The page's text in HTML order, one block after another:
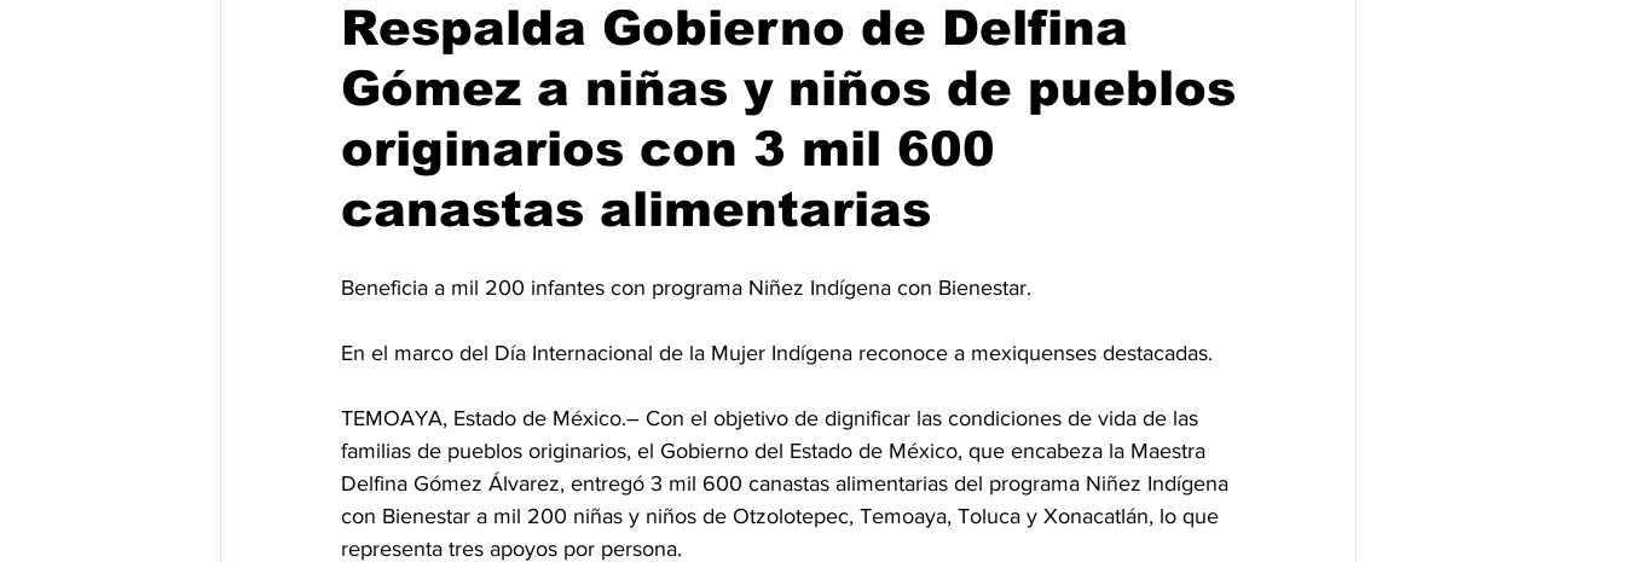
Respalda Gobierno de Delfina
Gómez a niñas y niños de pueblos
originarios con 3 mil 600
canastas alimentarias
Beneficia a mil 200 infantes con programa Niñez Indígena con Bienestar.
En el marco del Día Internacional de la Mujer Indígena reconoce a mexiquenses destacadas.
TEMOAYA, Estado de México.– Con el objetivo de dignificar las condiciones de vida de las
familias de pueblos originarios, el Gobierno del Estado de México, que encabeza la Maestra
Delfina Gómez Álvarez, entregó 3 mil 600 canastas alimentarias del programa Niñez Indígena
con Bienestar a mil 200 niñas y niños de Otzolotepec, Temoaya, Toluca y Xonacatlán, lo que
representa tres apoyos por persona.